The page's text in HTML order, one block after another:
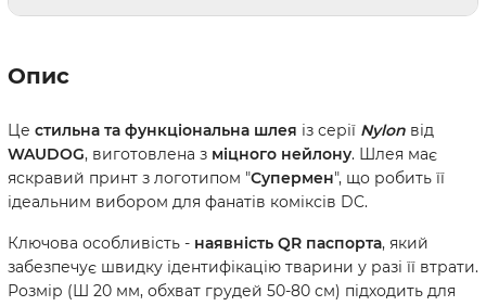
Опис
Це стильна та функціональна шлея із серії Nylon від
WAUDOG, виготовлена з міцного нейлону. Шлея має
яскравий принт з логотипом "Супермен", що робить її
ідеальним вибором для фанатів коміксів DC.
Ключова особливість - наявність QR паспорта, який
забезпечує швидку ідентифікацію тварини у разі її втрати.
Розмір (Ш 20 мм, обхват грудей 50-80 см) підходить для